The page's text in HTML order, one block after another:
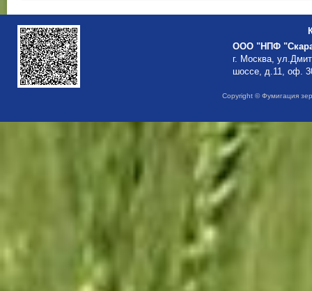
ООО "НПФ
г. Москва,
шоссе, д.11, оф.
Copyright © Фумигация